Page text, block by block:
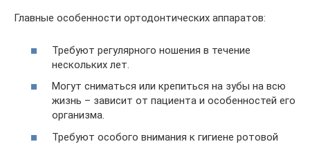
Главные особенности ортодонтических аппаратов:
Требуют регулярного ношения в течение
нескольких лет.
Могут сниматься или крепиться на зубы на всю
жизнь – зависит от пациента и особенностей его
организма.
Требуют особого внимания к гигиене ротовой